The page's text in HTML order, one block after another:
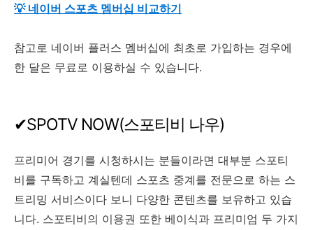
💡 네이버 스포츠 멤버십 비교하기
참고로 네이버 플러스 멤버십에 최초로 가입하는 경우에
한 달은 무료로 이용하실 수 있습니다.
✔SPOTV NOW(스포티비 나우)
프리미어 경기를 시청하시는 분들이라면 대부분 스포티
비를 구독하고 계실텐데 스포츠 중계를 전문으로 하는 스
트리밍 서비스이다 보니 다양한 콘텐츠를 보유하고 있습
니다. 스포티비의 이용권 또한 베이식과 프리미엄 두 가지